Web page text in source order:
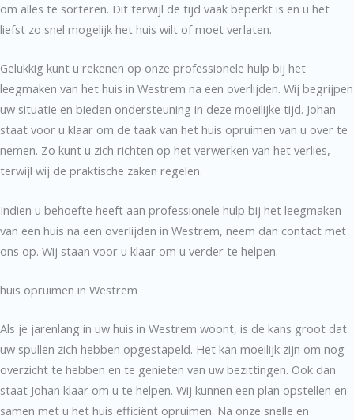
om alles te sorteren. Dit terwijl de tijd vaak beperkt is en u het
liefst zo snel mogelijk het huis wilt of moet verlaten.
Gelukkig kunt u rekenen op onze professionele hulp bij het
leegmaken van het huis in Westrem na een overlijden. Wij begrijpen
uw situatie en bieden ondersteuning in deze moeilijke tijd. Johan
staat voor u klaar om de taak van het huis opruimen van u over te
nemen. Zo kunt u zich richten op het verwerken van het verlies,
terwijl wij de praktische zaken regelen.
Indien u behoefte heeft aan professionele hulp bij het leegmaken
van een huis na een overlijden in Westrem, neem dan contact met
ons op. Wij staan voor u klaar om u verder te helpen.
huis opruimen in Westrem
Als je jarenlang in uw huis in Westrem woont, is de kans groot dat
uw spullen zich hebben opgestapeld. Het kan moeilijk zijn om nog
overzicht te hebben en te genieten van uw bezittingen. Ook dan
staat Johan klaar om u te helpen. Wij kunnen een plan opstellen en
samen met u het huis efficiënt opruimen. Na onze snelle en